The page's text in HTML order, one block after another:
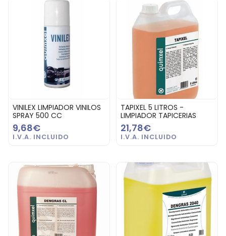
VINILEX LIMPIADOR VINILOS
SPRAY 500 CC
9,68€
TAPIXEL 5 LITROS -
LIMPIADOR TAPICERIAS
21,78€